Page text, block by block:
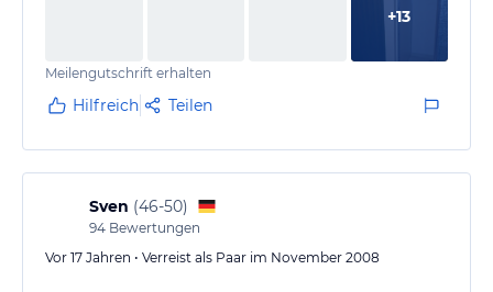
WLAN kostenlos.
Supermarkt.
Allerdings Checkout schon um 10 Uhr, da die…
+13
Meilengutschrift erhalten
Hilfreich Teilen
Sven (46-50)
94 Bewertungen
Vor 17 Jahren • Verreist als Paar im November 2008